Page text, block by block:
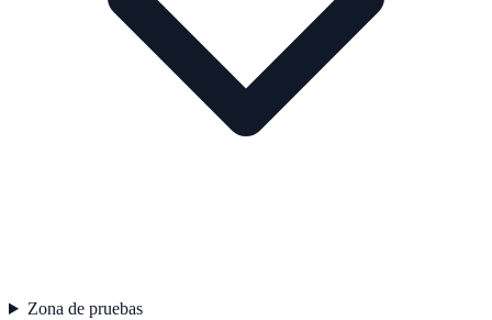
Zona de pruebas